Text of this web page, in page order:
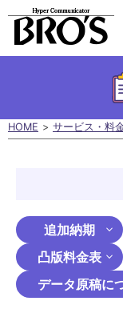
HOME サービス・料
追加納期
凸版料金表
データ原稿に